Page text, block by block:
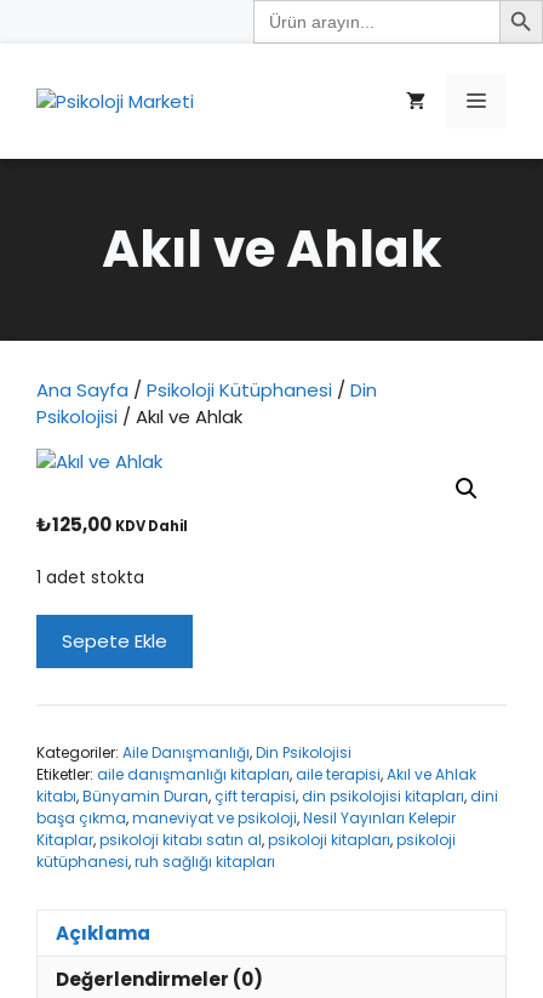
Search
for:
Menü
Akıl ve Ahlak
Ana Sayfa / Psikoloji Kütüphanesi / Din
Psikolojisi / Akıl ve Ahlak
₺125,00 KDV Dahil
1 adet stokta
adet
Sepete Ekle
Kategoriler: Aile Danışmanlığı,Din Psikolojisi
Etiketler: aile danışmanlığı kitapları,aile terapisi,Akıl ve Ahlak
kitabı,Bünyamin Duran,çift terapisi,din psikolojisi kitapları,dini
başa çıkma,maneviyat ve psikoloji,Nesil Yayınları Kelepir
Kitaplar,psikoloji kitabı satın al,psikoloji kitapları,psikoloji
kütüphanesi,ruh sağlığı kitapları
Açıklama
Değerlendirmeler (0)